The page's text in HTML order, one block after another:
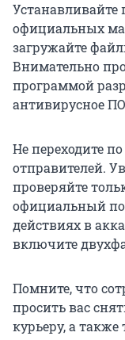
официальных
загружайте
Внимательно
программой
антивирусное
Не переходите
отправителей.
проверяйте
официальный
действиях в
включите
Помните, что
просить вас
курьеру, а